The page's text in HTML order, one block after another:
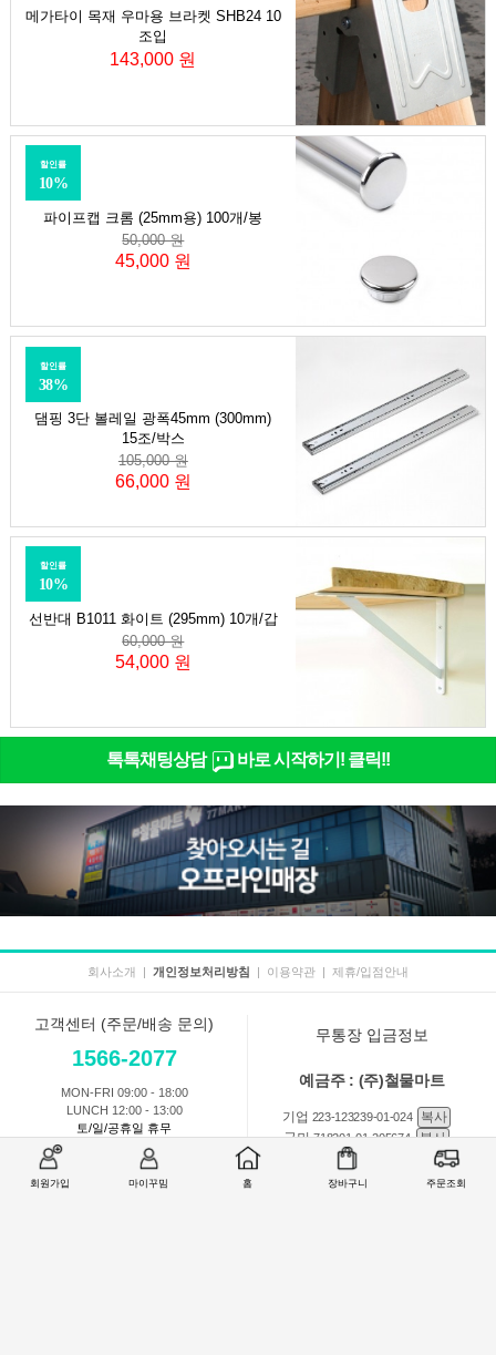
회원가입 마이꾸밈 홈 장바구니 주문조회
메가타이 목재 우마용 브라켓 SHB24 10
조입
143,000 원
파이프캡 크롬 (25mm용) 100개/봉
할인률
10%
50,000 원
45,000 원
댐핑 3단 볼레일 광폭45mm (300mm)
15조/박스
할인률
38%
105,000 원
66,000 원
선반대 B1011 화이트 (295mm) 10개/갑
할인률
10%
60,000 원
54,000 원
톡톡채팅상담 바로 시작하기! 클릭!!
회사소개 | 개인정보처리방침 | 이용약관 | 제휴/입점안내
고객센터 (주문/배송 문의)
1566-2077
MON-FRI 09:00 - 18:00
LUNCH 12:00 - 13:00
토/일/공휴일 휴무
무통장 입금정보
예금주 : (주)철물마트
기업 223-123239-01-024
복사
국민718201-01-205674
복사
301-0168-3882-11 복사